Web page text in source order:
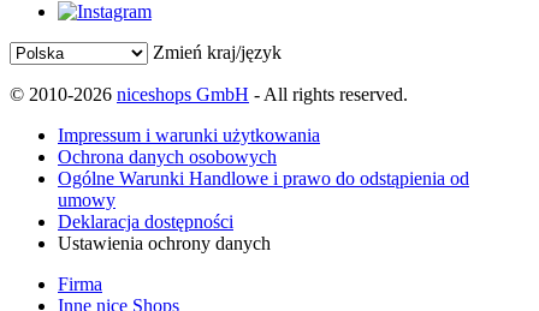
Zmień kraj/język
© 2010-2026 niceshops GmbH - All rights reserved.
Impressum i warunki użytkowania
Ochrona danych osobowych
Ogólne Warunki Handlowe i prawo do odstąpienia od
umowy
Deklaracja dostępności
Ustawienia ochrony danych
Firma
Inne nice Shops